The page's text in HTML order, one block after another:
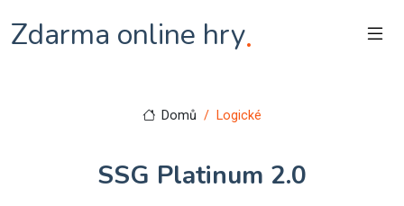
Zdarma online hry.
Domů Logické
SSG Platinum 2.0